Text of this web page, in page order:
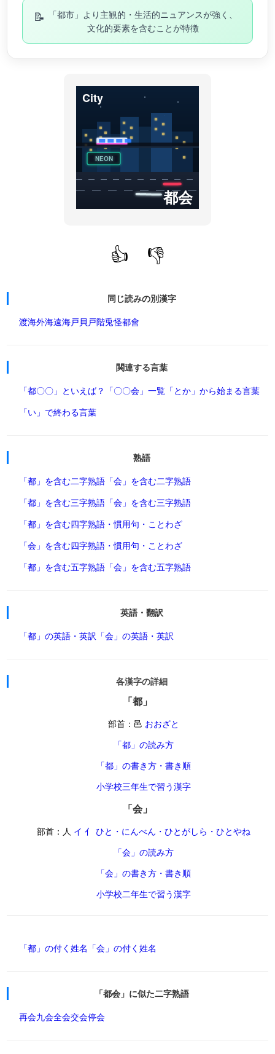
📝
「都市」より主観的・生活的ニュアンスが強く、
文化的要素を含むことが特徴
NEON
都会
City
👍 👎
同じ読みの別漢字
渡海外海遠海戸貝 戸階兎怪都會
関連する言葉
「都〇〇」といえば？ 「〇〇会」一覧 「とか」から始まる言葉
「い」で終わる言葉
熟語
「都」を含む二字熟語 「会」を含む二字熟語
「都」を含む三字熟語 「会」を含む三字熟語
「都」を含む四字熟語・慣用句・ことわざ
「会」を含む四字熟語・慣用句・ことわざ
「都」を含む五字熟語 「会」を含む五字熟語
英語・翻訳
「都」の英語・英訳 「会」の英語・英訳
各漢字の詳細
「都」
部首：邑 おおざと
「都」の読み方
「都」の書き方・書き順
小学校三年生で習う漢字
「会」
部首：人 イ 亻 ひと・にんべん・ひとがしら・ひとやね
「会」の読み方
「会」の書き方・書き順
小学校二年生で習う漢字
「都」の付く姓名 「会」の付く姓名
「都会」に似た二字熟語
再会九会全会交会停会